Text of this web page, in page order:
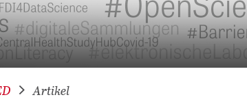
VERNETZEN: WIR FÜR SIE
DATENBANKEN
DIGITALE
Artikel